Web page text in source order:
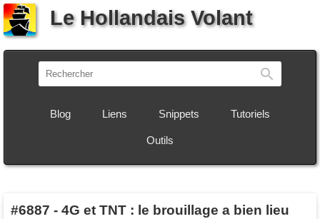
Le Hollandais Volant
Blog Liens Snippets Tutoriels
Outils
#6887 - 4G et TNT : le brouillage a bien lieu